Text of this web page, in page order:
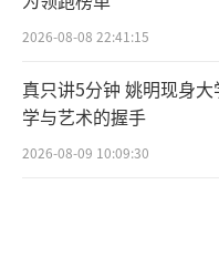
2026-08-08 22:41:15
真只讲5分钟 姚明现身
学与艺术的握手
2026-08-09 10:09:30